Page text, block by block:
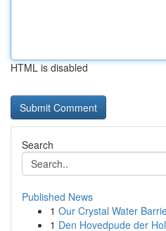
HTML is disabled
Search
Published News
1 Our Crystal Water
1 Den Hovedpude der